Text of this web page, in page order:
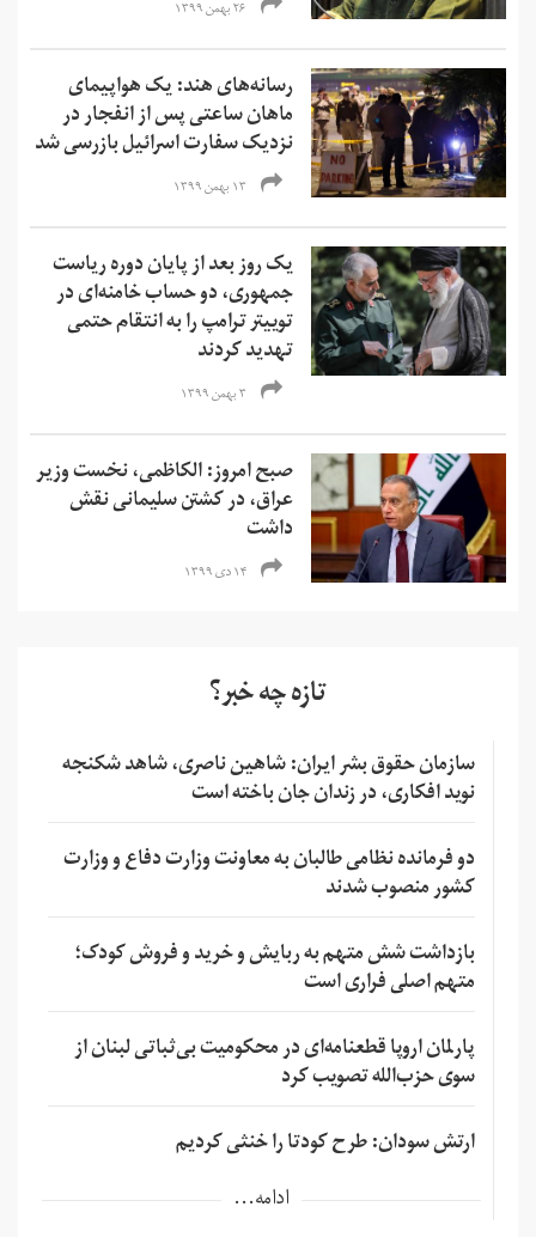
۲۶ بهمن ۱۳۹۹
رسانه‌های هند: یک هواپیمای
ماهان ساعتی پس از انفجار در
نزدیک سفارت اسرائیل بازرسی شد
۱۳ بهمن ۱۳۹۹
یک روز بعد از پایان دوره‌ ریاست
جمهوری، دو حساب‌ خامنه‌ای در
توییتر ترامپ را به انتقام حتمی
تهدید کردند
۳ بهمن ۱۳۹۹
صبح امروز: الکاظمی، نخست وزیر
عراق، در کشتن سلیمانی نقش
داشت
۱۴ دی ۱۳۹۹
تازه چه خبر؟
سازمان حقوق بشر ایران: شاهین ناصری، شاهد شکنجه
نوید افکاری، در زندان جان باخته است
دو فرمانده نظامی طالبان به معاونت وزارت دفاع و وزارت
کشور منصوب شدند
بازداشت شش متهم به ربایش و خرید و فروش کودک؛
متهم اصلی فراری است
پارلمان اروپا قطعنامه‌ای در محکومیت بی‌ثباتی لبنان از
سوی حزب‌الله تصویب کرد
ارتش سودان: طرح کودتا را خنثی کردیم
ادامه...